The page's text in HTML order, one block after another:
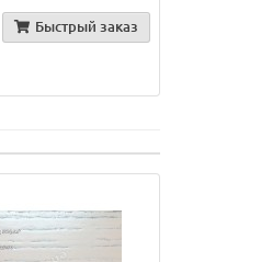
Быстрый заказ